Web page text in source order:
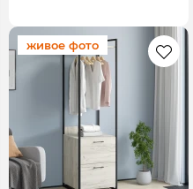
живое фото